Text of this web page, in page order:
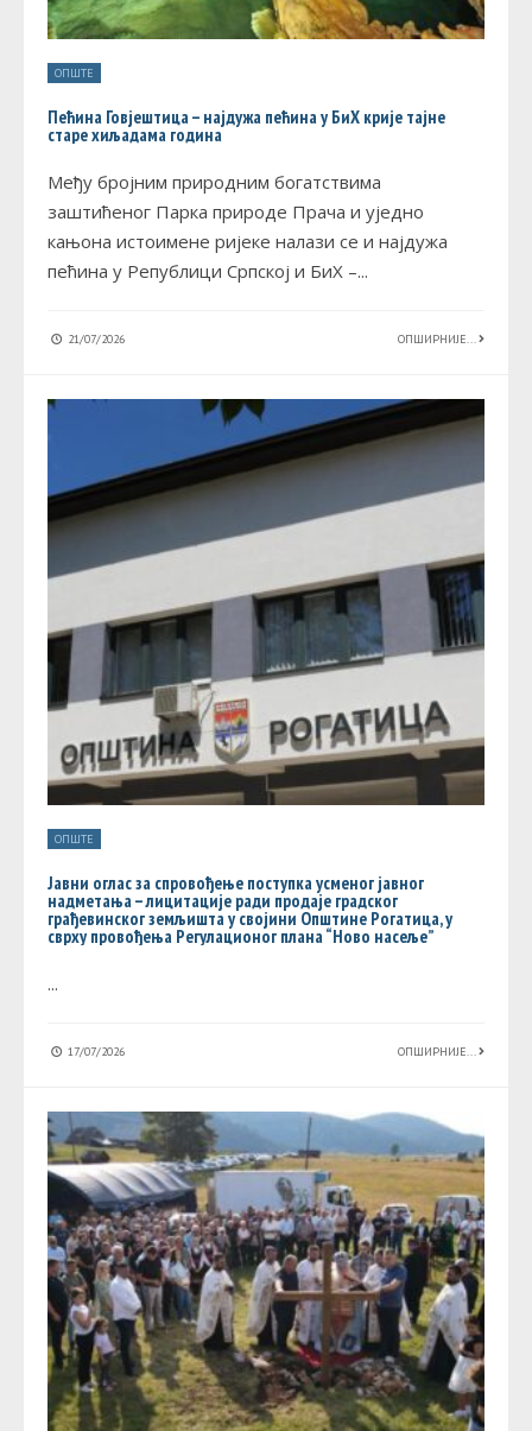
ОПШТЕ
Пећина Говјештица – најдужа пећина у БиХ крије тајне
старе хиљадама година
Међу бројним природним богатствима
заштићеног Парка природе Прача и уједно
кањона истоимене ријеке налази се и најдужа
пећина у Републици Српској и БиХ –...
21/07/2026 ОПШИРНИЈЕ...
ОПШТЕ
Јавни оглас за спровођење поступка усменог јавног
надметања – лицитације ради продаје градског
грађевинског земљишта у својини Општине Рогатица, у
сврху провођења Регулационог плана “Ново насеље”
...
17/07/2026 ОПШИРНИЈЕ...